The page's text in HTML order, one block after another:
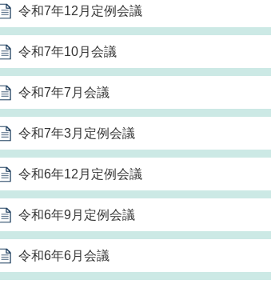
令和7年12月定例会議
令和7年10月会議
令和7年7月会議
令和7年3月定例会議
令和6年12月定例会議
令和6年9月定例会議
令和6年6月会議